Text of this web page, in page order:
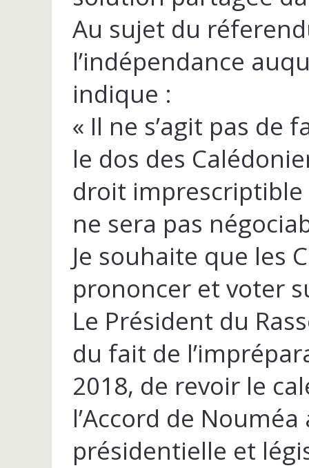
Au sujet du
l’indépendance
indique :
« Il ne s’agit pas de
le dos des
droit
ne sera pas
Je souhaite que les
prononcer et voter
Le Président du
du fait de
2018, de revoir le
l’Accord de
présidentielle et